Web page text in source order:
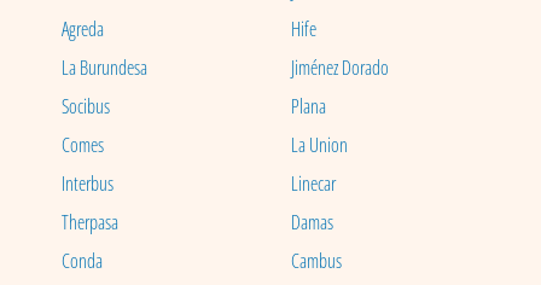
Agreda
Hife
La Burundesa
Jiménez Dorado
Socibus
Plana
Comes
La Union
Interbus
Linecar
Therpasa
Damas
Conda
Cambus